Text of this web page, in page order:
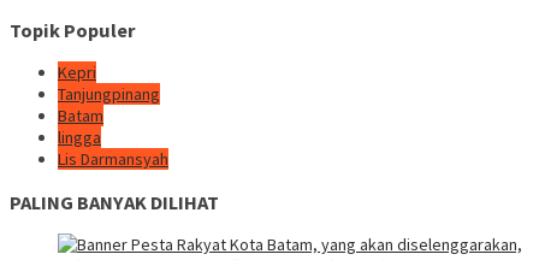
Topik Populer
Kepri
Tanjungpinang
Batam
lingga
Lis Darmansyah
PALING BANYAK DILIHAT